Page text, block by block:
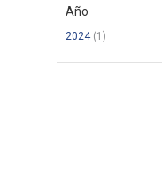
Año
2024(1)